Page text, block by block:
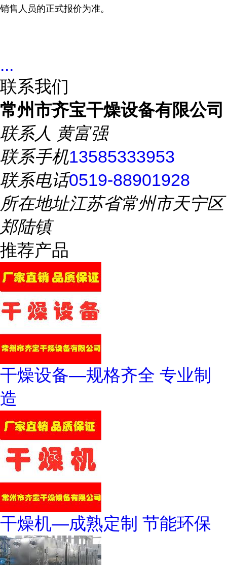
销售人员的正式报价为准。
...
联系我们
常州市齐宝干燥设备有限公司
联系人 黄富强
联系手机13585333953
联系电话0519-88901928
所在地址江苏省常州市天宁区
郑陆镇
推荐产品
干燥设备—规格齐全 专业制
造
干燥机—成熟定制 节能环保